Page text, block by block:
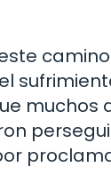
muchos